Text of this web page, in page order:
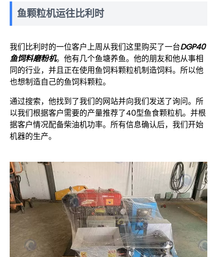
鱼颗粒机运往比利时
我们比利时的一位客户上周从我们这里购买了一台DGP40
鱼饲料磨粉机。他有几个鱼塘养鱼。他的朋友和他从事相
同的行业，并且正在使用鱼饲料颗粒机制造饲料。所以他
也想制造自己的鱼饲料颗粒。
通过搜索，他找到了我们的网站并向我们发送了询问。所
以我们根据客户需要的产量推荐了40型鱼食颗粒机。并根
据客户情况配备柴油机功率。所有信息确认后，我们开始
机器的生产。